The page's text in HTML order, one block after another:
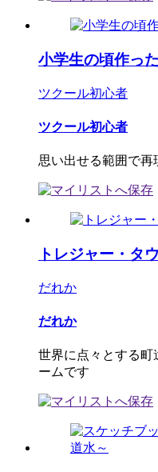
小学生の頃作っ
ツクール初心者
ツクール初心者
思い出せる範囲で再
トレジャー・タ
だれか
だれか
世界に点々とする町
ームです